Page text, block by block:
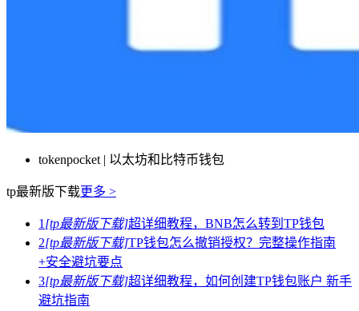
tokenpocket | 以太坊和比特币钱包
tp最新版下载更多 >
1 [tp最新版下载]超详细教程，BNB怎么转到TP钱包
2[tp最新版下载]TP钱包怎么撤销授权？完整操作指南
+安全避坑要点
3[tp最新版下载]超详细教程，如何创建TP钱包账户 新手
避坑指南